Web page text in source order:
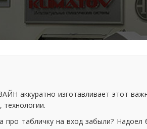
аккуратно изготавливает этот
про табличку на вход забыли? Надоел